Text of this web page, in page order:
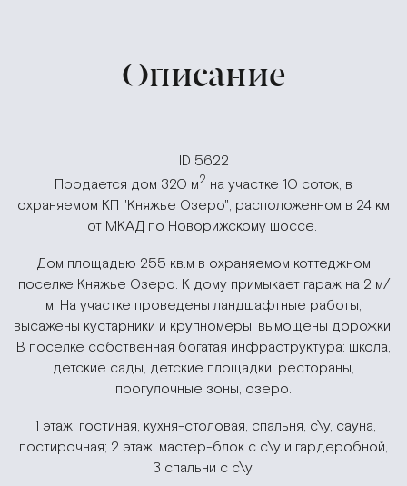
Описание
ID 5622
Продается дом 320 м2 на участке 10 соток, в
охраняемом КП "Княжье Озеро", расположенном в 24 км
от МКАД по Новорижскому шоссе.
Дом площадью 255 кв.м в охраняемом коттеджном
поселке Княжье Озеро. К дому примыкает гараж на 2 м/
м. На участке проведены ландшафтные работы,
высажены кустарники и крупномеры, вымощены дорожки.
В поселке собственная богатая инфраструктура: школа,
детские сады, детские площадки, рестораны,
прогулочные зоны, озеро.
1 этаж: гостиная, кухня-столовая, спальня, с\у, сауна,
постирочная; 2 этаж: мастер-блок с с\у и гардеробной,
3 спальни с с\у.